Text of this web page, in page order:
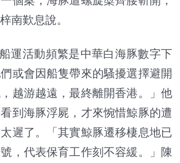
南歎息說。
運活動頻繁是中華白海豚數字下
或會因船隻帶來的騷擾選擇避開
越游越遠，最終離開香港。」他
到海豚浮屍，才來惋惜鯨豚的遭
遲了。「其實鯨豚遷移棲息地已
，代表保育工作刻不容緩。」陳